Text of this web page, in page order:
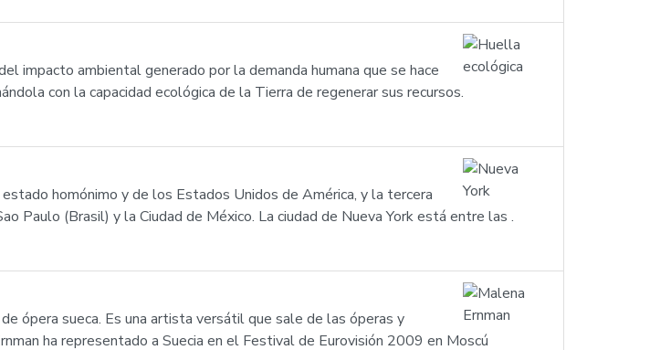
impacto ambiental generado por la demanda humana que se hace
con la capacidad ecológica de la Tierra de regenerar sus recursos.
homónimo y de los Estados Unidos de América, y la tercera
Paulo (Brasil) y la Ciudad de México. La ciudad de Nueva York está entre las .
ópera sueca. Es una artista versátil que sale de las óperas y
ha representado a Suecia en el Festival de Eurovisión 2009 en Moscú